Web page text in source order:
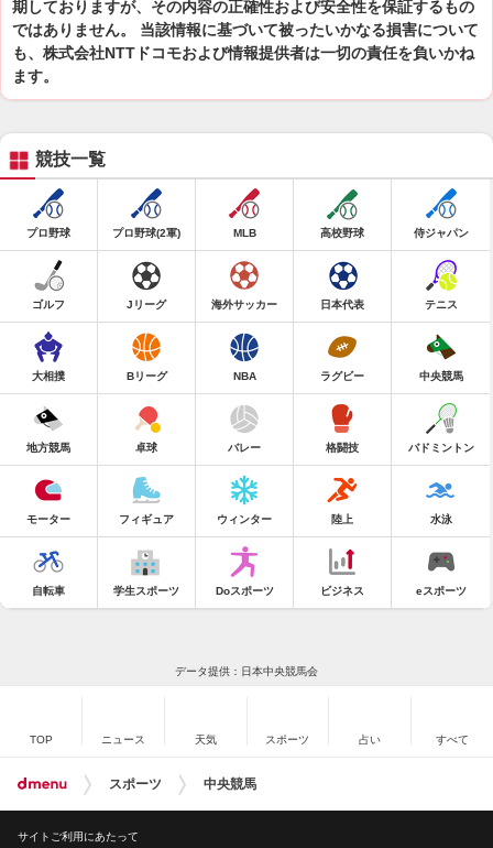
期しておりますが、その内容の正確性および安全性を保証するもの
ではありません。 当該情報に基づいて被ったいかなる損害について
も、株式会社NTTドコモおよび情報提供者は一切の責任を負いかね
ます。
競技一覧
プロ野球 プロ野球(2軍) MLB 高校野球 侍ジャパン
ゴルフ Jリーグ 海外サッカー 日本代表 テニス
大相撲 Bリーグ NBA ラグビー 中央競馬
地方競馬 卓球 バレー 格闘技 バドミントン
モーター フィギュア ウィンター 陸上 水泳
自転車 学生スポーツ Doスポーツ ビジネス eスポーツ
データ提供：日本中央競馬会
TOP ニュース 天気 スポーツ 占い すべて
スポーツ 中央競馬
サイトご利用にあたって